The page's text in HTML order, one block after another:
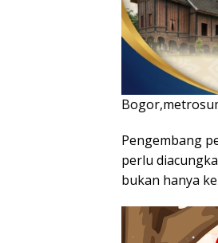
Pengembang
perlu
bukan hanya